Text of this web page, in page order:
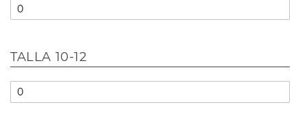
TALLA 10-12